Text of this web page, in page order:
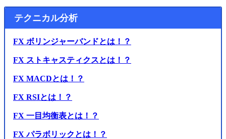
テクニカル分析
FX ボリンジャーバンドとは！？
FX ストキャスティクスとは！？
FX MACDとは！？
FX RSIとは！？
FX 一目均衡表とは！？
FX パラボリックとは！？